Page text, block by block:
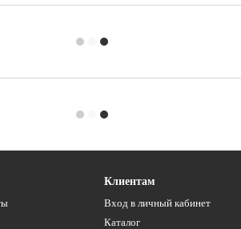
Клиентам
Вход в личный кабинет
Каталог